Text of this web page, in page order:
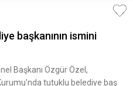
başkanının ismini
Başkanı Özgür Özel,
tutuklu belediye baş